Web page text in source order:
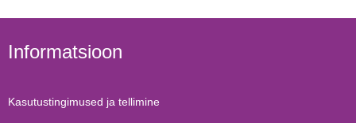
Informatsioon
Kasutustingimused ja tellimine